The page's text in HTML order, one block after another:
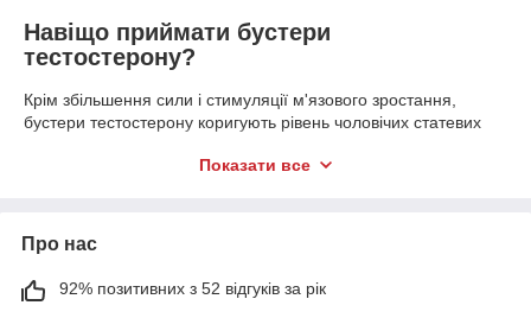
Навіщо приймати бустери
тестостерону?
Крім збільшення сили і стимуляції м'язового зростання,
бустери тестостерону коригують рівень чоловічих статевих
натуральні елементи, рідше – синтетичні речовини. Вживати
які перейшли тридцятирічний рубіж, у яких виникає гостра
необхідність підвищення природного рівня тестостерону.
Основні ефекти після застосування тестостероновых
Показати все
Про нас
92% позитивних з 52 відгуків за рік